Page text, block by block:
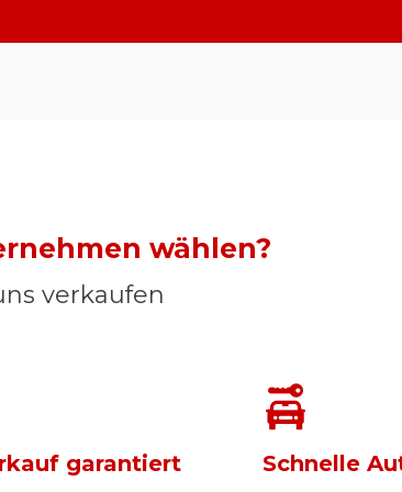
wählen?
verkaufen
garantiert Schnelle